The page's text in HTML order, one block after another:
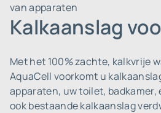
van apparaten
Kalkaanslag
Met het 100% zachte, kalkvrije
AquaCell voorkomt u
apparaten, uw toilet, badkamer,
ook bestaande kalkaanslag